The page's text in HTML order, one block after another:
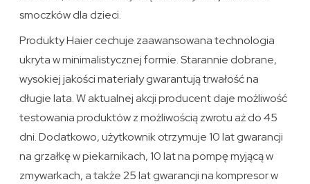
smoczków dla dzieci.
Produkty Haier cechuje zaawansowana technologia
ukryta w minimalistycznej formie. Starannie dobrane,
wysokiej jakości materiały gwarantują trwałość na
długie lata. W aktualnej akcji producent daje możliwość
testowania produktów z możliwością zwrotu aż do 45
dni. Dodatkowo, użytkownik otrzymuje 10 lat gwarancji
na grzałkę w piekarnikach, 10 lat na pompę myjącą w
zmywarkach, a także 25 lat gwarancji na kompresor w